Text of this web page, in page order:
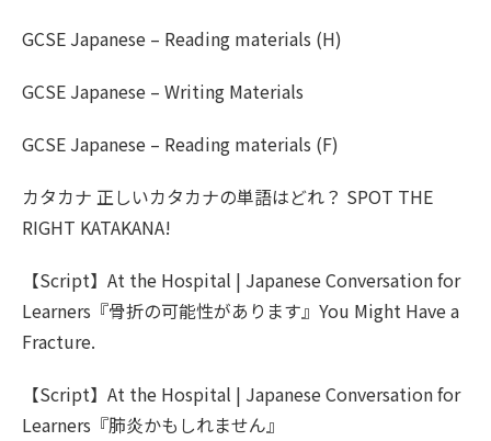
GCSE Japanese – Reading materials (H)
GCSE Japanese – Writing Materials
GCSE Japanese – Reading materials (F)
カタカナ 正しいカタカナの単語はどれ？ SPOT THE
RIGHT KATAKANA!
【Script】At the Hospital | Japanese Conversation for
Learners『骨折の可能性があります』You Might Have a
Fracture.
【Script】At the Hospital | Japanese Conversation for
Learners『肺炎かもしれません』